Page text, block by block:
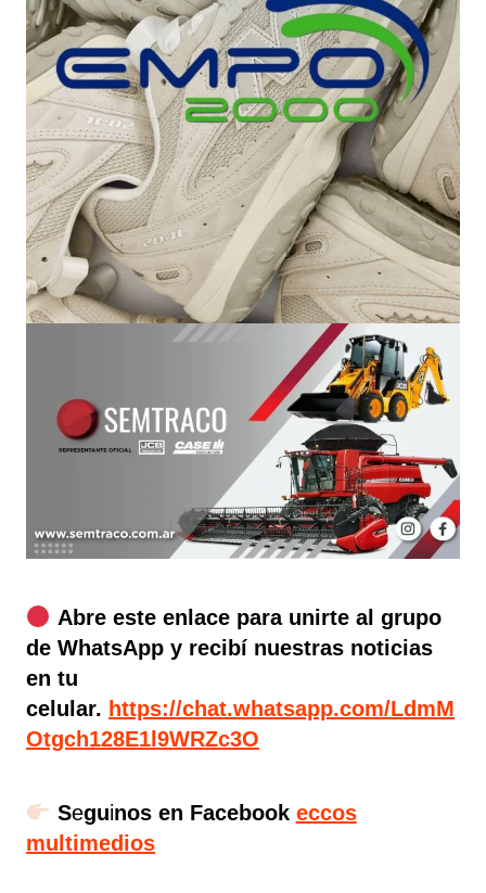
Abre este enlace para unirte al grupo
de WhatsApp y recibí nuestras noticias
en tu
celular. https://chat.whatsapp.com/LdmM
Otgch128E1l9WRZc3O
Seguinos en Facebook eccos
multimedios